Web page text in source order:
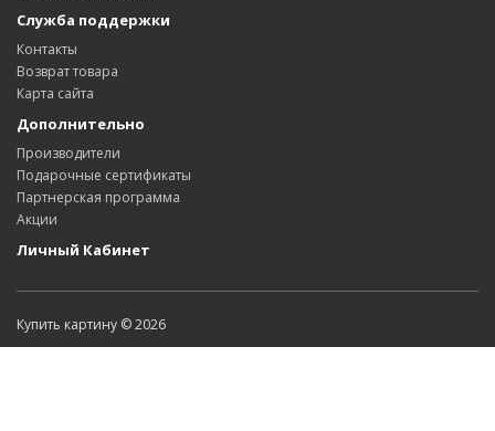
Служба поддержки
Контакты
Возврат товара
Карта сайта
Дополнительно
Производители
Подарочные сертификаты
Партнерская программа
Акции
Личный Кабинет
Купить картину © 2026